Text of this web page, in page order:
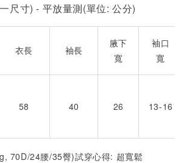
尺寸) - 平放量測(單位: 公分)
衣長 袖長
腋下
寬
袖口
寬
58 40 26 13-16
70D/24腰/35臀)試穿心得: 超寬鬆